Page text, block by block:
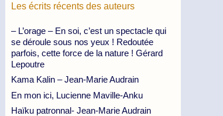
Les écrits récents des auteurs
– L’orage – En soi, c’est un spectacle qui
se déroule sous nos yeux ! Redoutée
parfois, cette force de la nature ! Gérard
Lepoutre
Kama Kalin – Jean-Marie Audrain
En mon ici, Lucienne Maville-Anku
Haïku patronnal- Jean-Marie Audrain